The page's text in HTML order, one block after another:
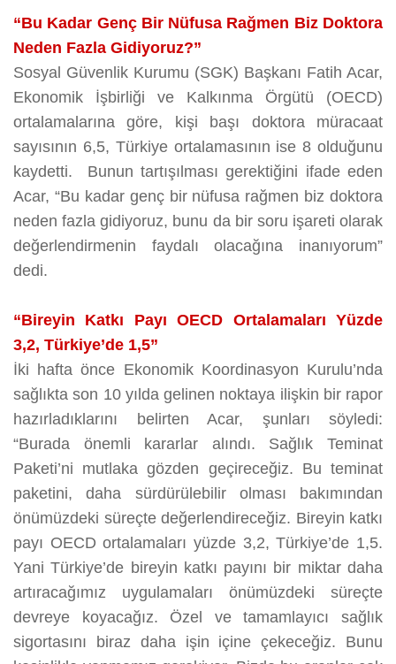
“Bu Kadar Genç Bir Nüfusa Rağmen Biz Doktora
Neden Fazla Gidiyoruz?”
Sosyal Güvenlik Kurumu (SGK) Başkanı Fatih Acar,
Ekonomik İşbirliği ve Kalkınma Örgütü (OECD)
ortalamalarına göre, kişi başı doktora müracaat
sayısının 6,5, Türkiye ortalamasının ise 8 olduğunu
kaydetti. Bunun tartışılması gerektiğini ifade eden
Acar, “Bu kadar genç bir nüfusa rağmen biz doktora
neden fazla gidiyoruz, bunu da bir soru işareti olarak
değerlendirmenin faydalı olacağına inanıyorum”
dedi.
“Bireyin Katkı Payı OECD Ortalamaları Yüzde
3,2, Türkiye’de 1,5”
İki hafta önce Ekonomik Koordinasyon Kurulu’nda
sağlıkta son 10 yılda gelinen noktaya ilişkin bir rapor
hazırladıklarını belirten Acar, şunları söyledi:
“Burada önemli kararlar alındı. Sağlık Teminat
Paketi’ni mutlaka gözden geçireceğiz. Bu teminat
paketini, daha sürdürülebilir olması bakımından
önümüzdeki süreçte değerlendireceğiz. Bireyin katkı
payı OECD ortalamaları yüzde 3,2, Türkiye’de 1,5.
Yani Türkiye’de bireyin katkı payını bir miktar daha
artıracağımız uygulamaları önümüzdeki süreçte
devreye koyacağız. Özel ve tamamlayıcı sağlık
sigortasını biraz daha işin içine çekeceğiz. Bunu